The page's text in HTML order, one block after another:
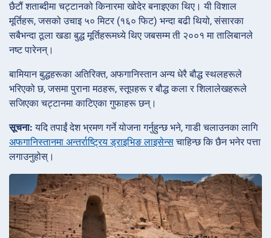
छैटौं शताब्दीमा चट्टानको किनारमा खोदेर बनाइएका थिए। यी विशाल
मूर्तिहरू, जसको उचाइ ५० मिटर (१६० फिट) भन्दा बढी थियो, संसारका
सबैभन्दा ठूला खडा बुद्ध मूर्तिहरूमध्ये थिए जबसम्म ती २००१ मा तालिबानले
नष्ट पारेनन्।
बामियान बुद्धहरूका अतिरिक्त, अफगानिस्तान अन्य धेरै बौद्ध स्थलहरूले
भरिएको छ, जसमा पुराना मठहरू, स्तूपहरू र बौद्ध कला र शिलालेखहरूले
सजिएका चट्टानमा काटिएका गुफाहरू छन्।
सूचना: यदि तपाईं देश भ्रमण गर्ने योजना गर्नुहुन्छ भने, गाडी चलाउनका लागि
अफगानिस्तानमा अन्तर्राष्ट्रिय ड्राइभिङ लाइसेन्सचाहिन्छ कि छैन भनेर पत्ता
लगाउनुहोस्।